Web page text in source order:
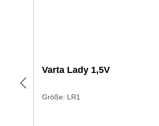
Varta Lady 1,5V
Größe: LR1